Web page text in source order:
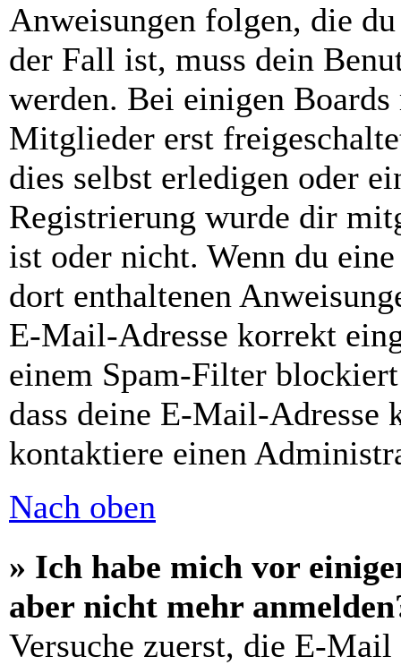
Anweisungen folgen, die
der Fall ist, muss dein
werden. Bei einigen Boards
Mitglieder erst
dies selbst erledigen oder
Registrierung wurde dir
ist oder nicht. Wenn du
dort enthaltenen
E-Mail-Adresse korrekt
einem Spam-Filter
dass deine E-Mail-Adresse
kontaktiere einen
Nach oben
» Ich habe mich vor
aber nicht mehr
Versuche zuerst, die E-